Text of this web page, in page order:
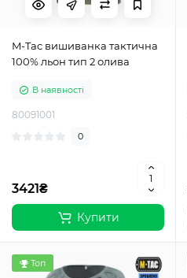
M-Tac вишиванка тактична
100% льон тип 2 олива
В наявності
80091001
0
3421₴
Купити
Топ